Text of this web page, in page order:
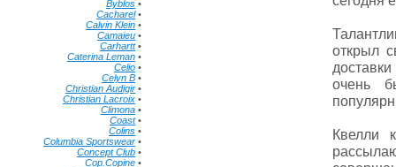
открыл
очень
Квелли
Byblos •
Cacharel•
Calvin Klein •
Camaieu •
Carhartt•
Caterina Leman •
Celio •
Celyn B •
Christian Audigir •
Christian Lacroix •
Climona •
Coast•
Colins •
Columbia Sportswear •
Concept Club •
Cop.Copine •